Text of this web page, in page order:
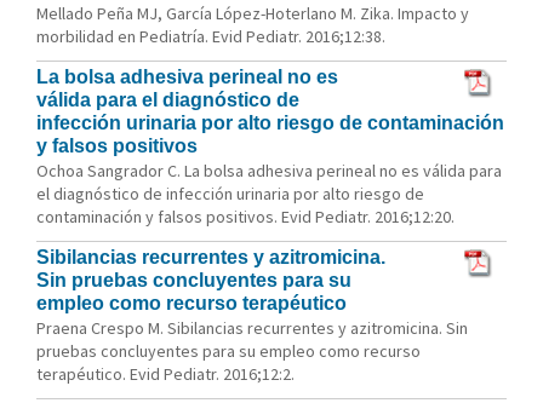
Mellado Peña MJ, García López-Hoterlano M. Zika. Impacto y
morbilidad en Pediatría. Evid Pediatr. 2016;12:38.
La bolsa adhesiva perineal no es
válida para el diagnóstico de
infección urinaria por alto riesgo de contaminación
y falsos positivos
Ochoa Sangrador C. La bolsa adhesiva perineal no es válida para
el diagnóstico de infección urinaria por alto riesgo de
contaminación y falsos positivos. Evid Pediatr. 2016;12:20.
Sibilancias recurrentes y azitromicina.
Sin pruebas concluyentes para su
empleo como recurso terapéutico
Praena Crespo M. Sibilancias recurrentes y azitromicina. Sin
pruebas concluyentes para su empleo como recurso
terapéutico. Evid Pediatr. 2016;12:2.